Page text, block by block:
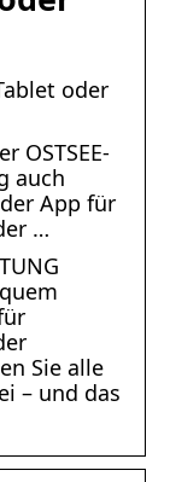
oder
OSTSEE-
auch
App für
…
Sie alle
– und das